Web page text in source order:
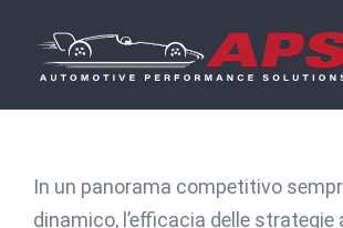
content
In un panorama competitivo
dinamico, l’efficacia delle